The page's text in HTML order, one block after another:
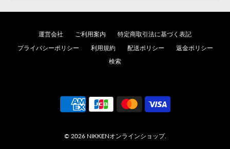
運営会社 ご利用案内
特定商取引法に基づく表記
プライバシーポリシー
利用規約 配送ポリシー
返金ポリシー
検索
© 2026 NIKKENオンラインショップ.